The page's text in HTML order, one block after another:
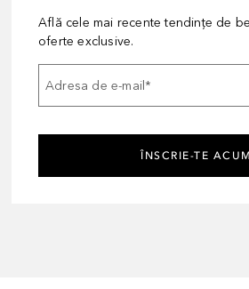
Află cele mai recente tendințe de
oferte exclusive.
Adresa de e-mail *
ÎNSCRIE-TE